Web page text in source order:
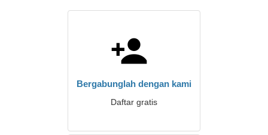
Bergabunglah dengan kami
Daftar gratis